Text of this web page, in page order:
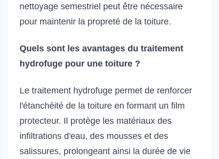
nettoyage semestriel peut être nécessaire
pour maintenir la propreté de la toiture.
Quels sont les avantages du traitement
hydrofuge pour une toiture ?
Le traitement hydrofuge permet de renforcer
l'étanchéité de la toiture en formant un film
protecteur. Il protège les matériaux des
infiltrations d'eau, des mousses et des
salissures, prolongeant ainsi la durée de vie